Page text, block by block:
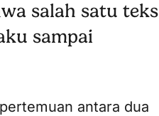
salah satu teks
sampai
antara dua